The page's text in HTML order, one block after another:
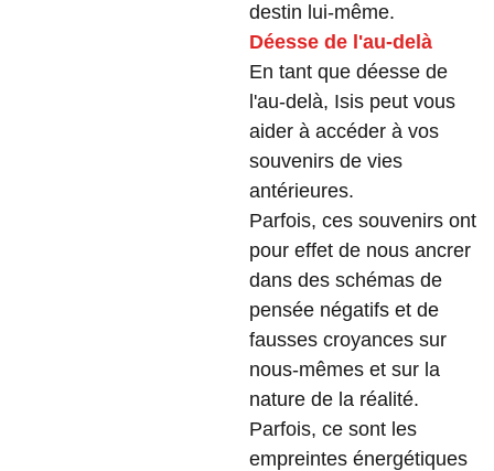
destin lui-même.
Déesse de l'au-delà
En tant que déesse de
l'au-delà, Isis peut vous
aider à accéder à vos
souvenirs de vies
antérieures.
Parfois, ces souvenirs ont
pour effet de nous ancrer
dans des schémas de
pensée négatifs et de
fausses croyances sur
nous-mêmes et sur la
nature de la réalité.
Parfois, ce sont les
empreintes énergétiques